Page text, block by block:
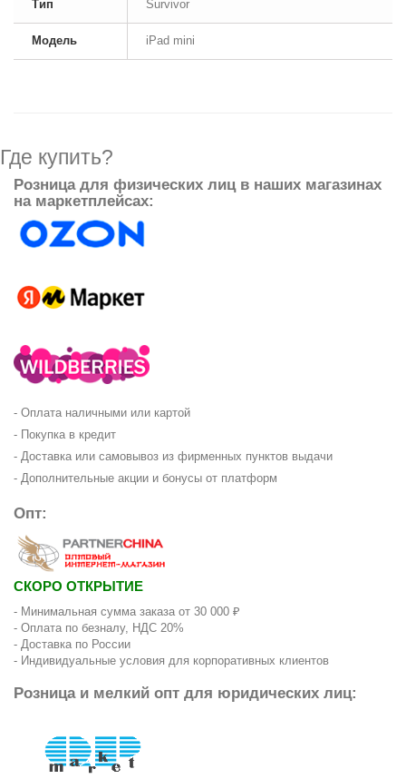
Тип Survivor
Модель iPad mini
Где купить?
Розница для физических лиц в наших магазинах
на маркетплейсах:
- Оплата наличными или картой
- Покупка в кредит
- Доставка или самовывоз из фирменных пунктов выдачи
- Дополнительные акции и бонусы от платформ
Опт:
СКОРО ОТКРЫТИЕ
- Минимальная сумма заказа от 30 000 ₽
- Оплата по безналу, НДС 20%
- Доставка по России
- Индивидуальные условия для корпоративных клиентов
Розница и мелкий опт для юридических лиц: